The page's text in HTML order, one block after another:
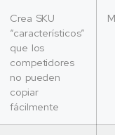
Crea SKU
“característicos”
que los
competidores
no pueden
copiar
fácilmente